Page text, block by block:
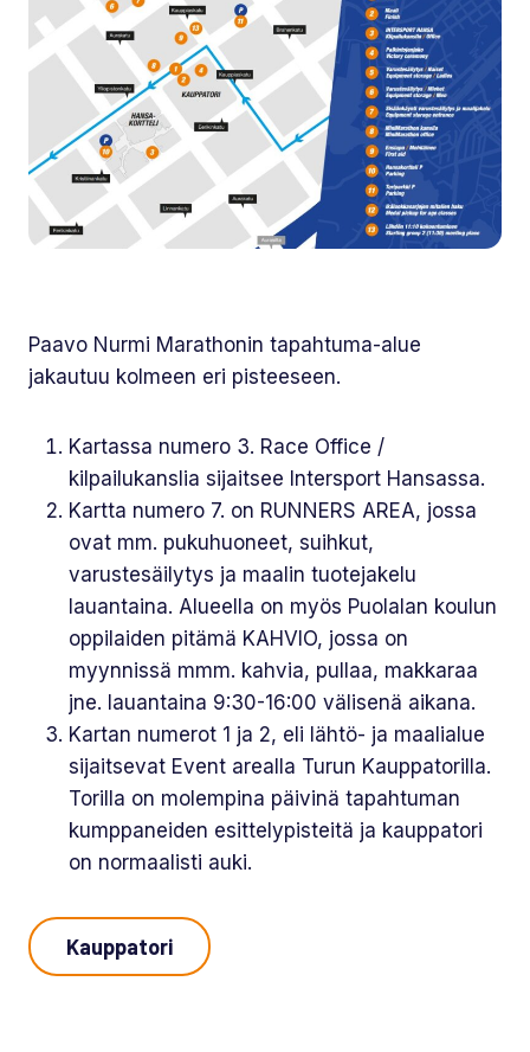
Paavo Nurmi Marathonin tapahtuma-alue
jakautuu kolmeen eri pisteeseen.
Kartassa numero 3. Race Office /
kilpailukanslia sijaitsee Intersport Hansassa.
Kartta numero 7. on RUNNERS AREA, jossa
ovat mm. pukuhuoneet, suihkut,
varustesäilytys ja maalin tuotejakelu
lauantaina. Alueella on myös Puolalan koulun
oppilaiden pitämä KAHVIO, jossa on
myynnissä mmm. kahvia, pullaa, makkaraa
jne. lauantaina 9:30-16:00 välisenä aikana.
Kartan numerot 1 ja 2, eli lähtö- ja maalialue
sijaitsevat Event arealla Turun Kauppatorilla.
Torilla on molempina päivinä tapahtuman
kumppaneiden esittelypisteitä ja kauppatori
on normaalisti auki.
Kauppatori